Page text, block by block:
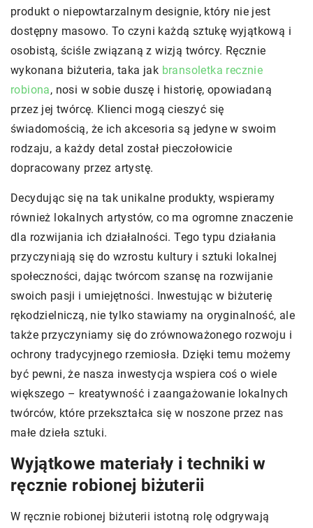
produkt o niepowtarzalnym designie, który nie jest
dostępny masowo. To czyni każdą sztukę wyjątkową i
osobistą, ściśle związaną z wizją twórcy. Ręcznie
wykonana biżuteria, taka jak bransoletka recznie
robiona, nosi w sobie duszę i historię, opowiadaną
przez jej twórcę. Klienci mogą cieszyć się
świadomością, że ich akcesoria są jedyne w swoim
rodzaju, a każdy detal został pieczołowicie
dopracowany przez artystę.
Decydując się na tak unikalne produkty, wspieramy
również lokalnych artystów, co ma ogromne znaczenie
dla rozwijania ich działalności. Tego typu działania
przyczyniają się do wzrostu kultury i sztuki lokalnej
społeczności, dając twórcom szansę na rozwijanie
swoich pasji i umiejętności. Inwestując w biżuterię
rękodzielniczą, nie tylko stawiamy na oryginalność, ale
także przyczyniamy się do zrównoważonego rozwoju i
ochrony tradycyjnego rzemiosła. Dzięki temu możemy
być pewni, że nasza inwestycja wspiera coś o wiele
większego – kreatywność i zaangażowanie lokalnych
twórców, które przekształca się w noszone przez nas
małe dzieła sztuki.
Wyjątkowe materiały i techniki w
ręcznie robionej biżuterii
W ręcznie robionej biżuterii istotną rolę odgrywają